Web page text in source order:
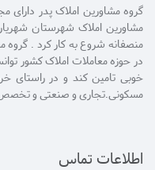
گروه مشاورین املاک پدر
منصفانه شروع به کار کرد . گروه
در حوزه معاملات املاک کشور
خوبی تامین کند و در راستای
مسکونی.تجاری و صنعتی و
اطلاعات تماس